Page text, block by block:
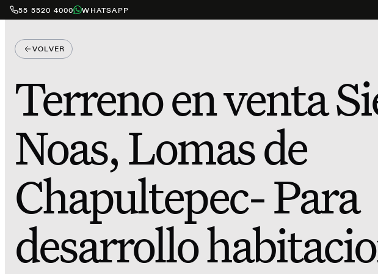
55 5520 4000 WHATSAPP
VOLVER
Terreno en venta
Noas, Lomas de
Chapultepec- Para
desarrollo